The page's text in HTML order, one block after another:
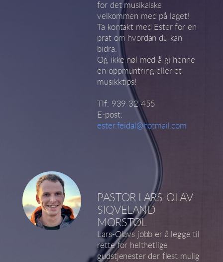
for det musikalske
velkommen med på laget!
Ta kontakt med Ester for en
prat om hvordan du kan
bidra.
Og ikke nøl med å gi henne
en oppmuntring eller et
musikktips!
Tlf: 939 32 455
E-post:
ester.feidal@hotmail.com
PASTOR LARS-OLAV
SIQVELAND
MORSTØL
Lars-Olavs jobb er å legge til
rette for helthetlige
gudstjenester der flest mulig